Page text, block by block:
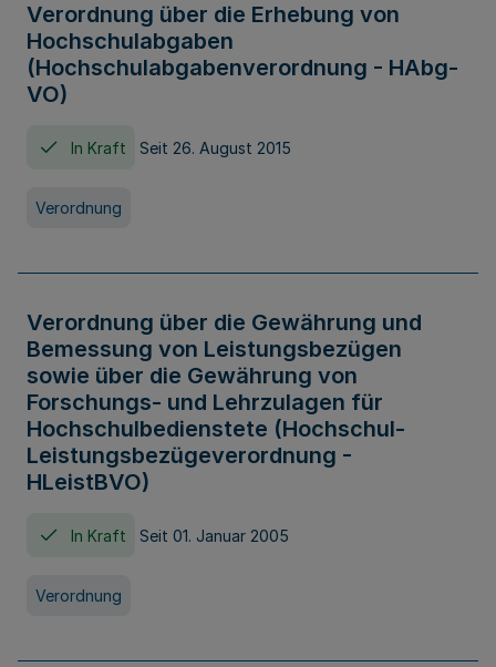
Verordnung über die Erhebung von
Hochschulabgaben
(Hochschulabgabenverordnung - HAbg-
VO)
In Kraft Seit 26. August 2015
Verordnung
Verordnung über die Gewährung und
Bemessung von Leistungsbezügen
sowie über die Gewährung von
Forschungs- und Lehrzulagen für
Hochschulbedienstete (Hochschul-
Leistungsbezügeverordnung -
HLeistBVO)
In Kraft Seit 01. Januar 2005
Verordnung